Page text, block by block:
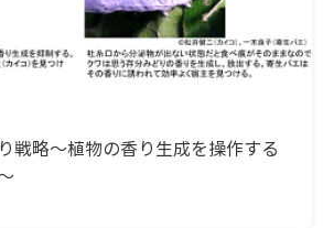
戦略～植物の香り生成を操作する